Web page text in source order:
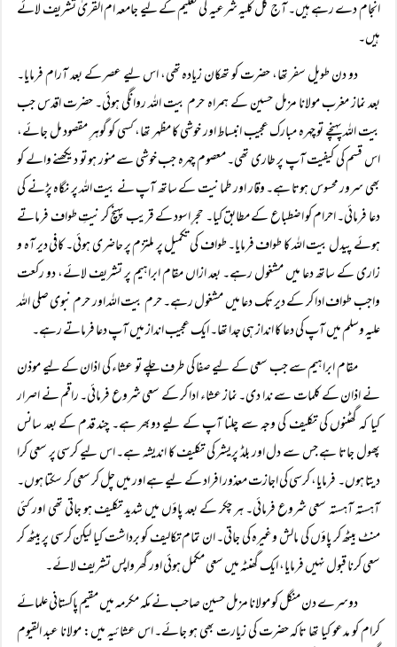
انجام دے رہے ہیں۔ آج کل کُلیہ شرعیہ کی تعلیم کے لیے جامعہ ام القریٰ تشریف لائے
ہیں۔
دو دن طویل سفر تھا، حضرت کو تھکان زیادہ تھی، اس لیے عصر کے بعد آرام فرمایا۔
بعد نماز مغرب مولانا مزمل حسین کے ہمراہ حرم بیت اللہ روانگی ہوئی۔ حضرت اقدس جب
بیت اللہ پہنچے تو چہرہ مبارک عجیب انبساط اور خوشی کا مظہر تھا، کسی کو گوہرِ مقصود مل جائے،
اس قسم کی کیفیت آپ پر طاری تھی۔ معصوم چہرہ جب خوشی سے منور ہو تو دیکھنے والے کو
بھی سرور محسوس ہوتا ہے۔ وقار اور طمانیت کے ساتھ آپ نے بیت اللہ پر نگاہ پڑنے کی
دعا فرمائی۔ احرام کو اضطباع کے مطابق کیا۔ حجرِ اسود کے قریب پہنچ کر نیتِ طواف فرماتے
ہوئے پیدل بیت اللہ کا طواف فرمایا۔ طواف کی تکمیل پر ملتزم پر حاضری ہوئی۔ کافی دیر آہ و
زاری کے ساتھ دعا میں مشغول رہے۔ بعد ازاں مقام ابراہیم پر تشریف لائے، دو رکعت
واجب طواف ادا کر کے دیر تک دعا میں مشغول رہے۔ حرم بیت اللہ اور حرم نبوی صلی اللہ
علیہ وسلم میں آپ کی دعا کا انداز ہی جدا تھا۔ ایک عجیب انداز میں آپ دعا فرماتے رہے۔
مقام ابراہیم سے جب سعی کے لیے صفا کی طرف چلے تو عشاء کی اذان کے لیے موذن
نے اذان کے کلمات سے ندا دی۔ نماز عشاء ادا کر کے سعی شروع فرمائی۔ راقم نے اصرار
کیا کہ گھٹنوں کی تکلیف کی وجہ سے چلنا آپ کے لیے دوبھر ہے۔ چند قدم کے بعد سانس
پھول جاتا ہے جس سے دل اور بلڈ پریشر کی تکلیف کا اندیشہ ہے۔ اس لیے کرسی پر سعی کرا
دیتا ہوں۔ فرمایا، کرسی کی اجازت معذور افراد کے لیے ہے اور میں چل کر سعی کر سکتا ہوں۔
آہستہ آہستہ سعی شروع فرمائی۔ ہر چکر کے بعد پاؤں میں شدید تکلیف ہو جاتی تھی اور کئی
منٹ بیٹھ کر پاؤں کی مالش وغیرہ کی جاتی۔ ان تمام تکالیف کو برداشت کیا لیکن کرسی پر بیٹھ کر
سعی کرنا قبول نہیں فرمایا، ایک گھنٹہ میں سعی مکمل ہوئی اور گھر واپس تشریف لائے۔
دوسرے دن منگل کو مولانا مزمل حسین صاحب نے مکہ مکرمہ میں مقیم پاکستانی علمائے
کرام کو مدعو کیا تھا تاکہ حضرت کی زیارت بھی ہو جائے۔ اس عشائیہ میں: مولانا عبد القیوم